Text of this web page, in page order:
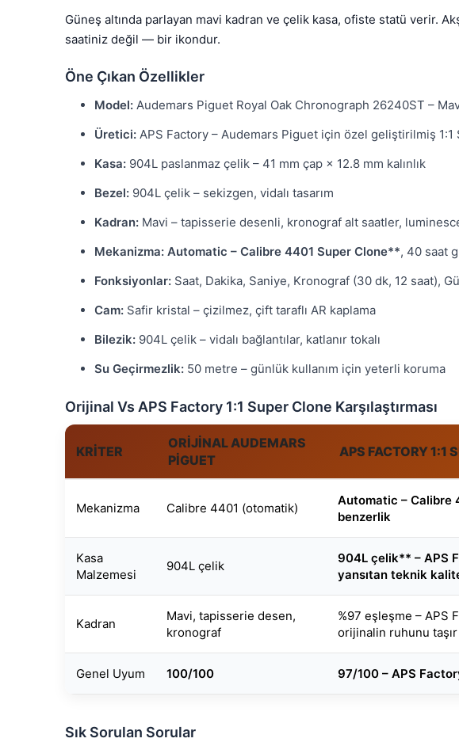
Güneş altında parlayan mavi kadran ve çelik kasa, ofiste statü verir.
saatiniz değil — bir ikondur.
Öne Çıkan Özellikler
Model: Audemars Piguet Royal Oak Chronograph 26240ST –
Üretici: APS Factory – Audemars Piguet için özel geliştirilmiş 1:1
Kasa: 904L paslanmaz çelik – 41 mm çap × 12.8 mm kalınlık
Bezel: 904L çelik – sekizgen, vidalı tasarım
Kadran: Mavi – tapisserie desenli, kronograf alt saatler,
Mekanizma: Automatic – Calibre 4401 Super Clone**, 40 saat
Fonksiyonlar: Saat, Dakika, Saniye, Kronograf (30 dk, 12 saat),
Cam: Safir kristal – çizilmez, çift taraflı AR kaplama
Bilezik: 904L çelik – vidalı bağlantılar, katlanır tokalı
Su Geçirmezlik: 50 metre – günlük kullanım için yeterli koruma
Orijinal Vs APS Factory 1:1 Super Clone Karşılaştırması
KRITER
ORIJINAL AUDEMARS
PIGUET
APS FACTORY 1:1
Mekanizma Calibre 4401 (otomatik)
Automatic – Calibre
benzerlik
Kasa
Malzemesi
904L çelik
904L çelik** – APS
yansıtan teknik
Kadran
Mavi, tapisserie desen,
kronograf
%97 eşleşme – APS
orijinalin ruhunu taşır
Genel Uyum 100/100 97/100 – APS
Sık Sorulan Sorular